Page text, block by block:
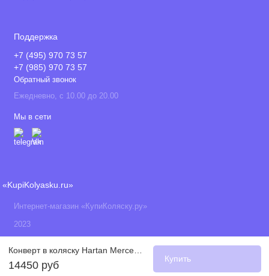
Конверт в коляску Hartan Mercedes-Benz Avantgarde, 441 (Светло-коричневый)
14450 руб
Купить
Поддержка
+7 (495) 970 73 57
+7 (985) 970 73 57
Обратный звонок
Ежедневно, с 10.00 до 20.00
Мы в сети
«KupiKolyasku.ru»
Интернет-магазин «КупиКоляску.ру»
2023